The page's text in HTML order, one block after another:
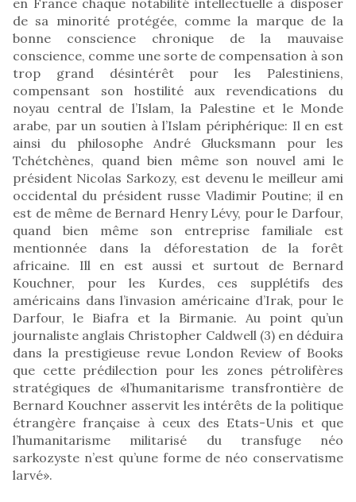
de sa minorité protégée, comme la marque de la
bonne conscience chronique de la mauvaise
conscience, comme une sorte de compensation à son
trop grand désintérêt pour les Palestiniens,
compensant son hostilité aux revendications du
noyau central de l’Islam, la Palestine et le Monde
arabe, par un soutien à l’Islam périphérique: Il en est
ainsi du philosophe André Glucksmann pour les
Tchétchènes, quand bien même son nouvel ami le
président Nicolas Sarkozy, est devenu le meilleur ami
occidental du président russe Vladimir Poutine; il en
est de même de Bernard Henry Lévy, pour le Darfour,
quand bien même son entreprise familiale est
mentionnée dans la déforestation de la forêt
africaine. Ill en est aussi et surtout de Bernard
Kouchner, pour les Kurdes, ces supplétifs des
américains dans l’invasion américaine d’Irak, pour le
Darfour, le Biafra et la Birmanie. Au point qu’un
journaliste anglais Christopher Caldwell (3) en déduira
dans la prestigieuse revue London Review of Books
que cette prédilection pour les zones pétrolifères
stratégiques de «l’humanitarisme transfrontière de
Bernard Kouchner asservit les intérêts de la politique
étrangère française à ceux des Etats-Unis et que
l’humanitarisme militarisé du transfuge néo
sarkozyste n’est qu’une forme de néo conservatisme
larvé».